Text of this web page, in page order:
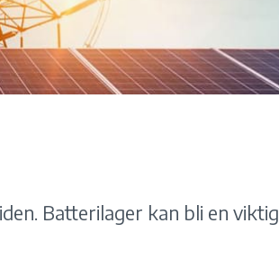
Batterilager kan bli en viktig